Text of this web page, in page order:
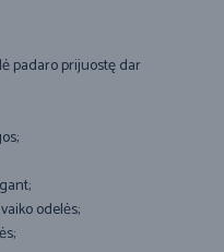
padaro prijuostę dar
odelės;